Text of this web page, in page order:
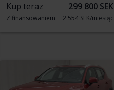
Kup teraz 299 800 SEK
Z finansowaniem 2 554 SEK/miesiąc